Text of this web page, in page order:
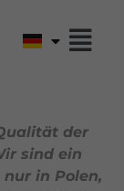
der
sind ein
in Polen,